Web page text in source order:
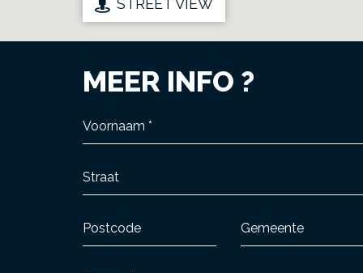
STREET VIEW
MEER INFO ?